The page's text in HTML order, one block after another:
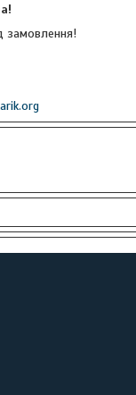
замовлення!